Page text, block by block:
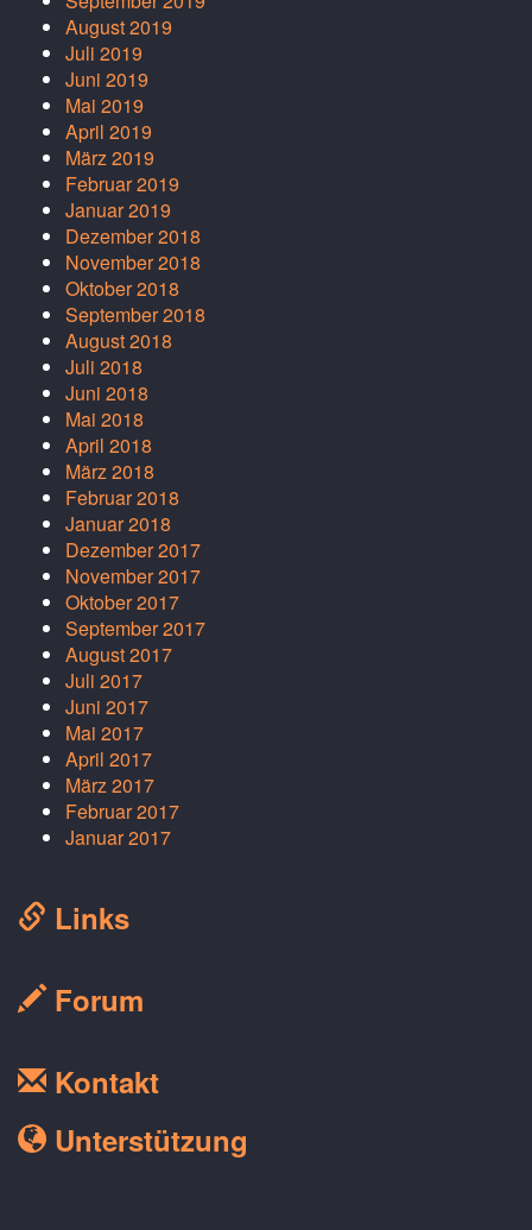
August 2019
Juli 2019
Juni 2019
Mai 2019
April 2019
März 2019
Februar 2019
Januar 2019
Dezember 2018
November 2018
Oktober 2018
September 2018
August 2018
Juli 2018
Juni 2018
Mai 2018
April 2018
März 2018
Februar 2018
Januar 2018
Dezember 2017
November 2017
Oktober 2017
September 2017
August 2017
Juli 2017
Juni 2017
Mai 2017
April 2017
März 2017
Februar 2017
Januar 2017
Links
Forum
Kontakt
Unterstützung